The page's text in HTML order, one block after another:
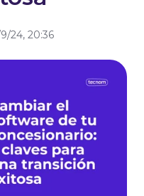
24, 20:36